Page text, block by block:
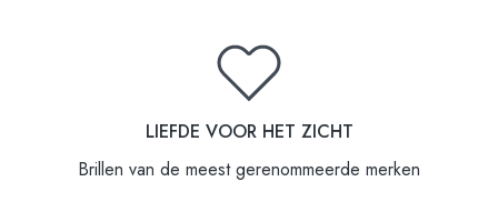
LIEFDE VOOR HET ZICHT
Brillen van de meest gerenommeerde merken